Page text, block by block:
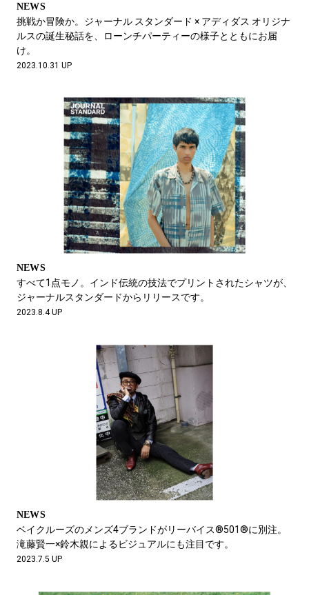
NEWS
挑戦か冒険か。ジャーナル スタンダード × アディダス オリジナ
ルスの誕生秘話を、ローンチパーティーの様子とともにお届
け。
2023.10.31 UP
NEWS
すべて1点モノ。インド伝統の技法でプリントされたシャツが、
ジャーナルスタンダードからリリースです。
2023.8.4 UP
NEWS
ベイクルーズのメンズ4ブランドがリーバイス®︎501®︎に別注。
滝藤賢一×鈴木親によるビジュアルにも注目です。
2023.7.5 UP